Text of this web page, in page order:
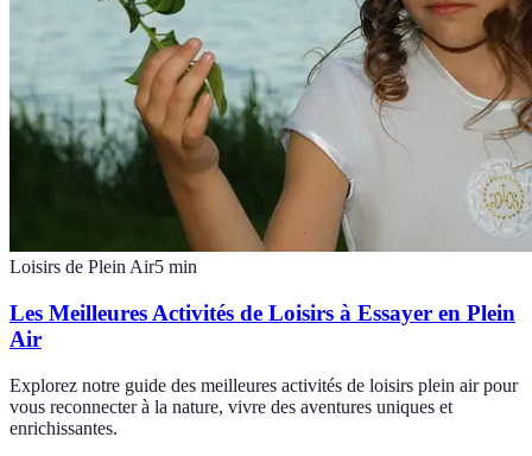
Loisirs de Plein Air5 min
Les Meilleures Activités de Loisirs à Essayer en Plein
Air
Explorez notre guide des meilleures activités de loisirs plein air pour
vous reconnecter à la nature, vivre des aventures uniques et
enrichissantes.